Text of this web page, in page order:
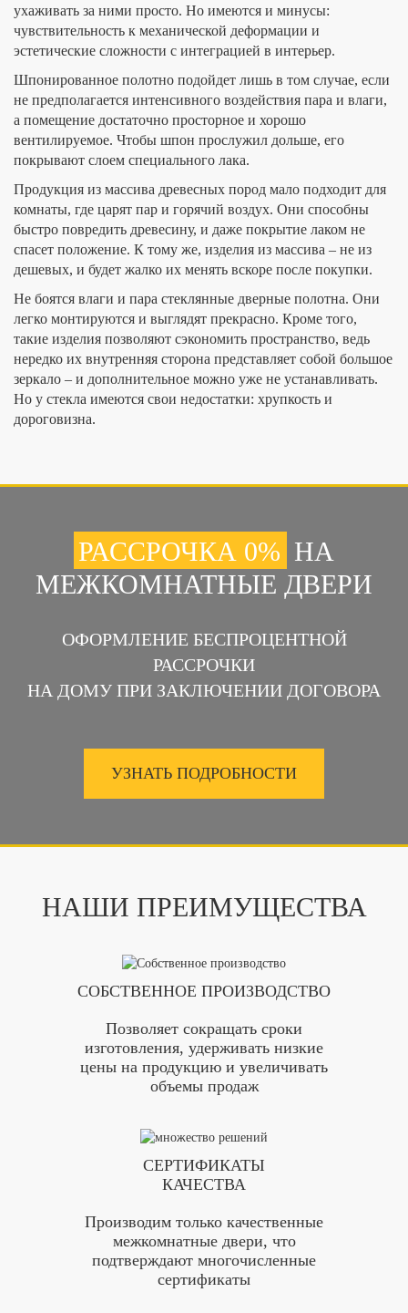
ухаживать за ними просто. Но имеются и минусы:
чувствительность к механической деформации и
эстетические сложности с интеграцией в интерьер.
Шпонированное полотно подойдет лишь в том случае, если
не предполагается интенсивного воздействия пара и влаги,
а помещение достаточно просторное и хорошо
вентилируемое. Чтобы шпон прослужил дольше, его
покрывают слоем специального лака.
Продукция из массива древесных пород мало подходит для
комнаты, где царят пар и горячий воздух. Они способны
быстро повредить древесину, и даже покрытие лаком не
спасет положение. К тому же, изделия из массива – не из
дешевых, и будет жалко их менять вскоре после покупки.
Не боятся влаги и пара стеклянные дверные полотна. Они
легко монтируются и выглядят прекрасно. Кроме того,
такие изделия позволяют сэкономить пространство, ведь
нередко их внутренняя сторона представляет собой большое
зеркало – и дополнительное можно уже не устанавливать.
Но у стекла имеются свои недостатки: хрупкость и
дороговизна.
РАССРОЧКА 0% НА
МЕЖКОМНАТНЫЕ ДВЕРИ
ОФОРМЛЕНИЕ БЕСПРОЦЕНТНОЙ
РАССРОЧКИ
НА ДОМУ ПРИ ЗАКЛЮЧЕНИИ ДОГОВОРА
УЗНАТЬ ПОДРОБНОСТИ
НАШИ ПРЕИМУЩЕСТВА
СОБСТВЕННОЕ ПРОИЗВОДСТВО
Позволяет сокращать сроки
изготовления, удерживать низкие
цены на продукцию и увеличивать
объемы продаж
СЕРТИФИКАТЫ
КАЧЕСТВА
Производим только качественные
межкомнатные двери, что
подтверждают многочисленные
сертификаты